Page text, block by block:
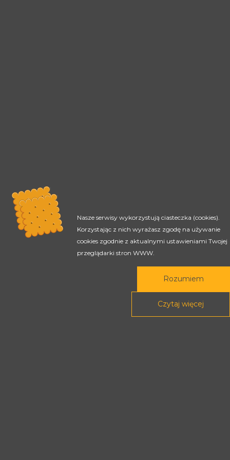
Nasze serwisy wykorzystują ciasteczka (cookies).
Korzystając z nich wyrażasz zgodę na używanie
cookies zgodnie z aktualnymi ustawieniami Twojej
przeglądarki stron WWW.
Rozumiem
Czytaj więcej